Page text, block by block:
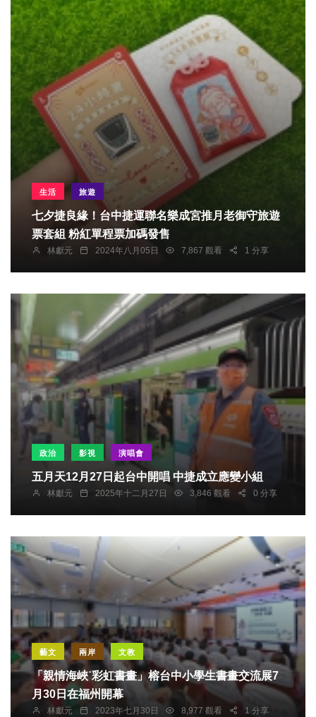
生活 旅遊
七夕捷良緣！台中捷運聯名樂成宮推月老御守旅遊
票套組 粉紅單程票加碼發售
林獻元 2024年八月05日 7,867 觀看 1 分享
政治 影視 演唱會
五月天12月27日起台中開唱 中捷成立應變小組
林獻元 2025年十二月27日 3,846 觀看 0 分享
藝文 兩岸 文教
「親情海峽˙彩虹書畫」榕台中小學生書畫交流展7
月30日在福州開幕
林獻元 2023年七月30日 8,977 觀看 1 分享